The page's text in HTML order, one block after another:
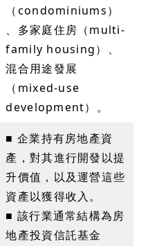
（condominiums）
、多家庭住房（multi-
family housing）、
混合用途發展
（mixed-use
development）。
■ 企業持有房地產資
產，對其進行開發以提
升價值，以及運營這些
資產以獲得收入。
■ 該行業通常結構為房
地產投資信託基金